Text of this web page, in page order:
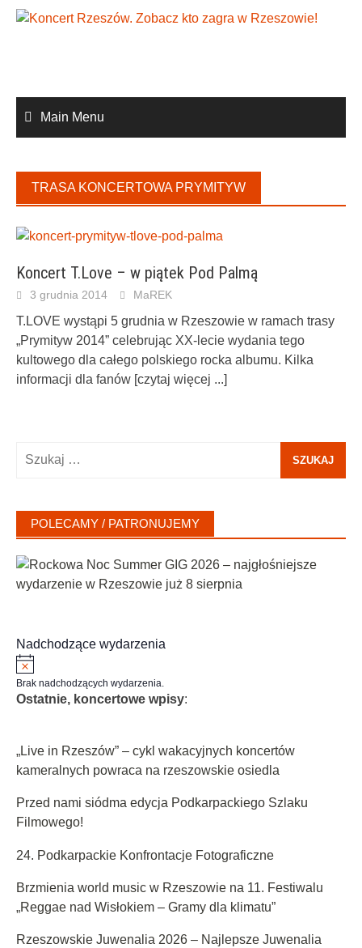
Skip
Main Menu
TRASA KONCERTOWA PRYMITYW
Koncert T.Love – w piątek Pod Palmą
3 grudnia 2014 MaREK
T.LOVE wystąpi 5 grudnia w Rzeszowie w ramach trasy
„Prymityw 2014” celebrując XX-lecie wydania tego
kultowego dla całego polskiego rocka albumu. Kilka
informacji dla fanów [czytaj więcej ...]
POLECAMY / PATRONUJEMY
Nadchodzące wydarzenia
Powiadomienie
Brak nadchodzących wydarzenia.
Ostatnie, koncertowe wpisy:
„Live in Rzeszów” – cykl wakacyjnych koncertów
kameralnych powraca na rzeszowskie osiedla
Przed nami siódma edycja Podkarpackiego Szlaku
Filmowego!
24. Podkarpackie Konfrontacje Fotograficzne
Brzmienia world music w Rzeszowie na 11. Festiwalu
„Reggae nad Wisłokiem – Gramy dla klimatu”
Rzeszowskie Juwenalia 2026 – Najlepsze Juwenalia